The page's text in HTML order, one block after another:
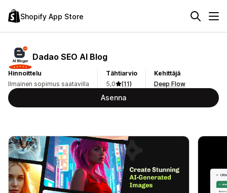
Shopify App Store
Dadao SEO AI Blog
Hinnoittelu
Ilmainen sopimus saatavilla
Tähtiarvio
5,0
(11)
Kehittäjä
Deep Flow
Asenna